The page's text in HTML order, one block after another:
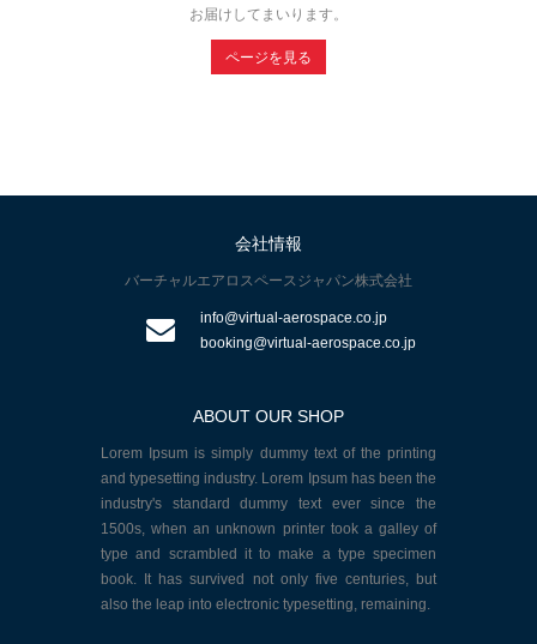
お届けしてまいります。
ページを見る
会社情報
バーチャルエアロスペースジャパン株式会社
info@virtual-aerospace.co.jp
booking@virtual-aerospace.co.jp
ABOUT OUR SHOP
Lorem Ipsum is simply dummy text of the printing
and typesetting industry. Lorem Ipsum has been the
industry's standard dummy text ever since the
1500s, when an unknown printer took a galley of
type and scrambled it to make a type specimen
book. It has survived not only five centuries, but
also the leap into electronic typesetting, remaining.